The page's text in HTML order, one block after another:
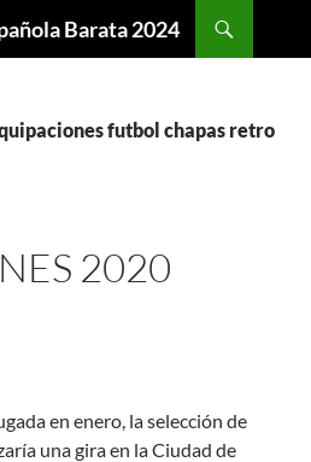
Barata 2024
futbol chapas retro
2020
en enero, la selección de
una gira en la Ciudad de